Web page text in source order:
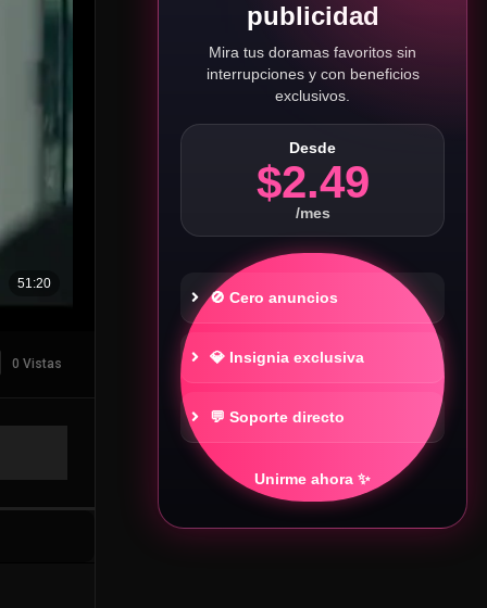
0 Vistas
publicidad
Mira tus doramas favoritos sin
interrupciones y con beneficios
exclusivos.
Desde
$2.49
/mes
🚫 Cero anuncios
💎 Insignia exclusiva
💬 Soporte directo
Unirme ahora ✨